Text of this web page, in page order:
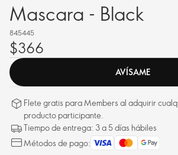
Mascara - Black
845445
$366
AVÍSAME
Flete gratis para Members al adquirir
producto participante.
Tiempo de entrega: 3 a 5 días hábiles
Métodos de pago: